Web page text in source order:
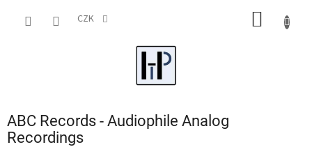
CZK
ABC Records - Audiophile Analog
Recordings